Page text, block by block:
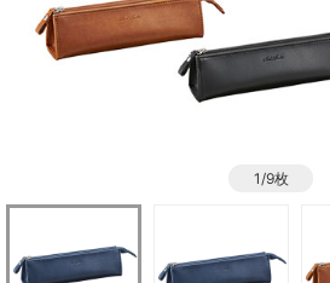
1/9枚